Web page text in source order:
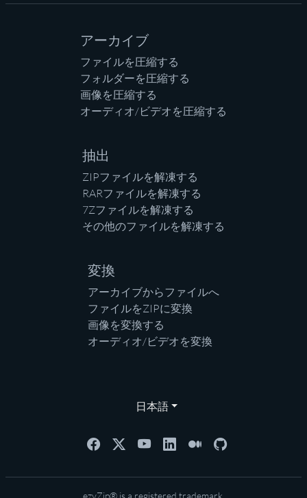
アーカイブ
ファイルを圧縮する
フォルダーを圧縮する
画像を圧縮する
オーディオ/ビデオを圧縮する
抽出
ZIPファイルを解凍する
RARファイルを解凍する
7Zファイルを解凍する
その他のファイルを解凍する
変換
アーカイブからファイルへ
ファイルをZIPに変換
画像を変換する
オーディオ/ビデオを変換
日本語